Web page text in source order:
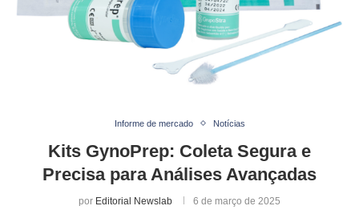
Informe de mercado Notícias
Kits GynoPrep: Coleta Segura e
Precisa para Análises Avançadas
por Editorial Newslab 6 de março de 2025